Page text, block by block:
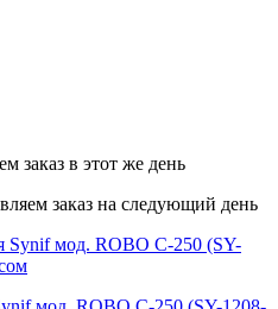
заказ в этот же день
заказ на следующий день